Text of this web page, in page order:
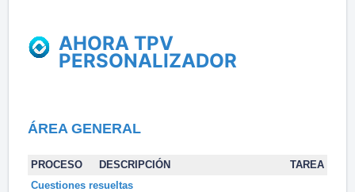
AHORA TPV
PERSONALIZADOR
ÁREA GENERAL
PROCESO DESCRIPCIÓN
TAREA
Cuestiones resueltas